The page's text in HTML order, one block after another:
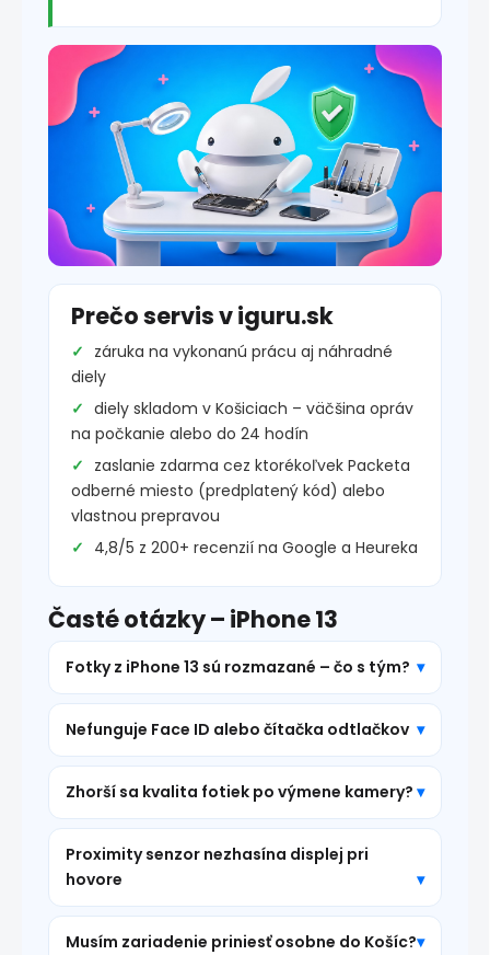
Prečo servis v iguru.sk
záruka na vykonanú prácu aj náhradné
diely
diely skladom v Košiciach – väčšina opráv
na počkanie alebo do 24 hodín
zaslanie zdarma cez ktorékoľvek Packeta
odberné miesto (predplatený kód) alebo
vlastnou prepravou
4,8/5 z 200+ recenzií na Google a Heureka
Časté otázky – iPhone 13
Fotky z iPhone 13 sú rozmazané – čo s tým?
Nefunguje Face ID alebo čítačka odtlačkov
Zhorší sa kvalita fotiek po výmene kamery?
Proximity senzor nezhasína displej pri
hovore
Musím zariadenie priniesť osobne do Košíc?